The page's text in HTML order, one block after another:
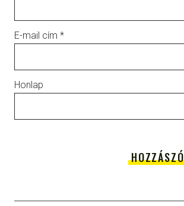
E-mail cím *
Honlap